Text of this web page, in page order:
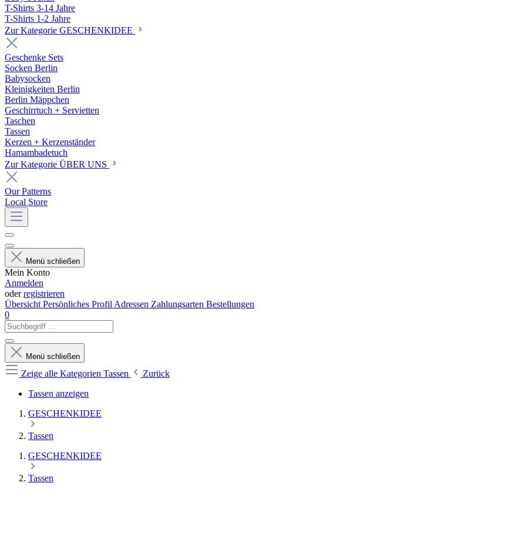
T-Shirts 3-14 Jahre
T-Shirts 1-2 Jahre
Zur Kategorie GESCHENKIDEE
Geschenke Sets
Socken Berlin
Babysocken
Kleinigkeiten Berlin
Berlin Mäppchen
Geschirrtuch + Servietten
Taschen
Tassen
Kerzen + Kerzenständer
Hamambadetuch
Zur Kategorie ÜBER UNS
Our Patterns
Local Store
Menü schließen
Mein Konto
Anmelden
oderregistrieren
Übersicht Persönliches Profil Adressen Zahlungsarten Bestellungen
0
Menü schließen
Zeige alle Kategorien Tassen
Zurück
Tassen anzeigen
GESCHENKIDEE
Tassen
GESCHENKIDEE
Tassen